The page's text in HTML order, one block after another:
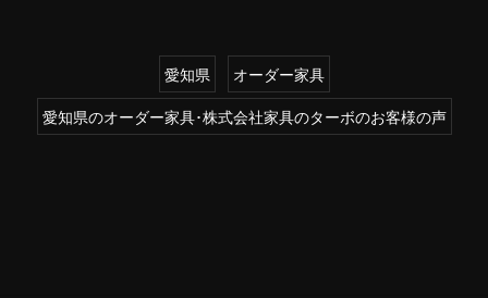
愛知県
オーダー家具
愛知県のオーダー家具･株式会社家具のターボのお客様の声